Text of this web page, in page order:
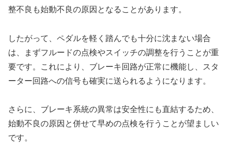
整不良も始動不良の原因となることがあります。
したがって、ペダルを軽く踏んでも十分に沈まない場合
は、まずフルードの点検やスイッチの調整を行うことが重
要です。これにより、ブレーキ回路が正常に機能し、スタ
ーター回路への信号も確実に送られるようになります。
さらに、ブレーキ系統の異常は安全性にも直結するため、
始動不良の原因と併せて早めの点検を行うことが望ましい
です。